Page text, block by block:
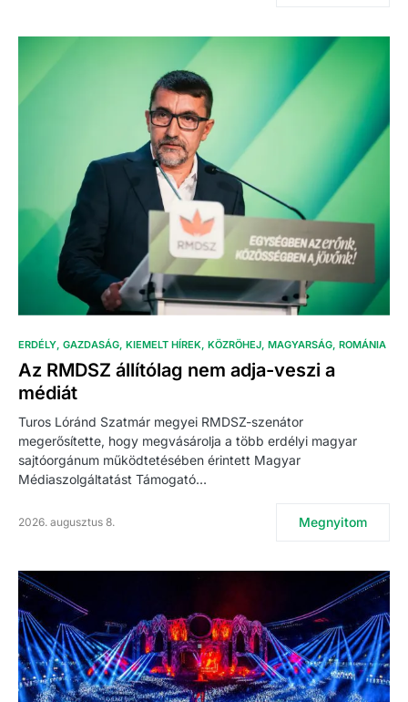
ERDÉLY GAZDASÁG KIEMELT HÍREK KÖZRÖHEJ MAGYARSÁG ROMÁNIA
Az RMDSZ állítólag nem adja-veszi a
médiát
Turos Lóránd Szatmár megyei RMDSZ-szenátor
megerősítette, hogy megvásárolja a több erdélyi magyar
sajtóorgánum működtetésében érintett Magyar
Médiaszolgáltatást Támogató…
2026. augusztus 8. Megnyitom